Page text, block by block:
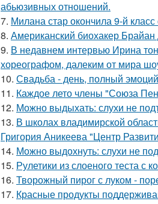
абьюзивных отношений.
7. Милана стар окончила 9-й
8. Американский биохакер
9. В недавнем интервью Ирина
хореографом, далеким от мира
10. Свадьба - день, полный
11. Каждое лето члены "Союза
12. Можно выдыхать: слухи не
13. В школах владимирской
Григория Аникеева "Центр
14. Можно выдохнуть: слухи не
15. Рулетики из слоеного теста с
16. Творожный пирог с луком -
17. Красные продукты